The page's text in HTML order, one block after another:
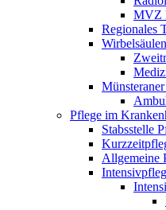
MVZ
Regionales
Pflege im
Stabsstelle
Allgemeine